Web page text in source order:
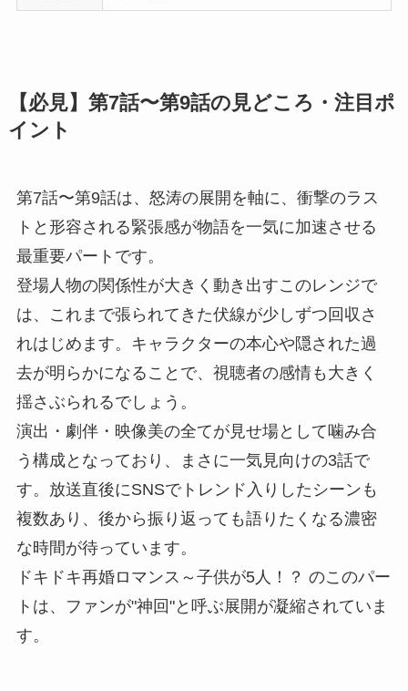
【必見】第7話〜第9話の見どころ・注目ポ
イント
第7話〜第9話は、怒涛の展開を軸に、衝撃のラス
トと形容される緊張感が物語を一気に加速させる
最重要パートです。
登場人物の関係性が大きく動き出すこのレンジで
は、これまで張られてきた伏線が少しずつ回収さ
れはじめます。キャラクターの本心や隠された過
去が明らかになることで、視聴者の感情も大きく
揺さぶられるでしょう。
演出・劇伴・映像美の全てが見せ場として噛み合
う構成となっており、まさに一気見向けの3話で
す。放送直後にSNSでトレンド入りしたシーンも
複数あり、後から振り返っても語りたくなる濃密
な時間が待っています。
ドキドキ再婚ロマンス～子供が5人！？ のこのパー
トは、ファンが"神回"と呼ぶ展開が凝縮されていま
す。